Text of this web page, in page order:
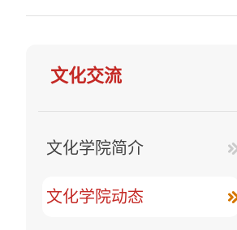
文化交流
文化学院简介
文化学院动态